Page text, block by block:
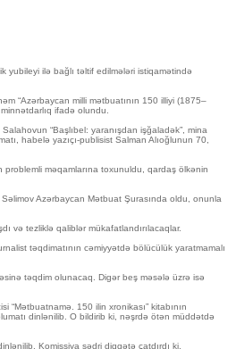
yubileyi ilə bağlı təltif edilmələri istiqamətində
“Azərbaycan milli mətbuatının 150 illiyi (1875–
ifadə olundu.
“Başlıbel: yaranışdan işğaladək”, mina
habelə yazıçı-publisist Salman Alıoğlunun 70,
problemli məqamlarına toxunuldu, qardaş ölkənin
Azərbaycan Mətbuat Şurasında oldu, onunla
və tezliklə qaliblər mükafatlandırılacaqlar.
təqdimatının cəmiyyətdə bölücülük yaratmamalı
təqdim olunacaq. Digər beş məsələ üzrə isə
150 ilin xronikası” kitabının
dinlənilib. O bildirib ki, nəşrdə ötən müddətdə
Komissiya sədri diqqətə çatdırdı ki,